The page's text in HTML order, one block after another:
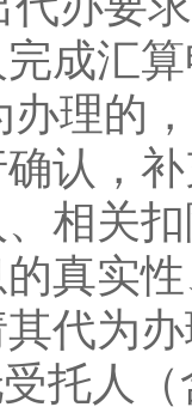
成汇
的，
认，
相关
真实
代为
人（